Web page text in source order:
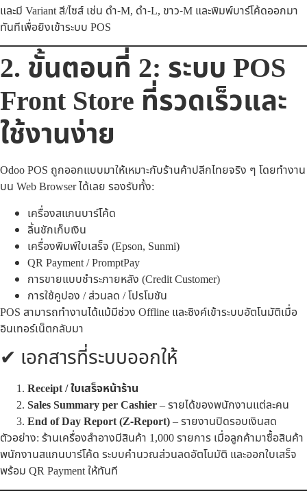
และมี Variant สี/ไซส์ เช่น ดำ-M, ดำ-L, ขาว-M และพิมพ์บาร์โค้ดออกมา
ทันทีเพื่อยิงเข้าระบบ POS
2. ขั้นตอนที่ 2: ระบบ POS
Front Store ที่รวดเร็วและ
ใช้งานง่าย
Odoo POS ถูกออกแบบมาให้เหมาะกับร้านค้าปลีกไทยจริง ๆ โดยทำงาน
บน Web Browser ได้เลย รองรับทั้ง:
เครื่องสแกนบาร์โค้ด
ลิ้นชักเก็บเงิน
เครื่องพิมพ์ใบเสร็จ (Epson, Sunmi)
QR Payment / PromptPay
การขายแบบชำระภายหลัง (Credit Customer)
การใช้คูปอง / ส่วนลด / โปรโมชัน
POS สามารถทำงานได้แม้มีช่วง Offline และซิงค์เข้าระบบอัตโนมัติเมื่อ
อินเทอร์เน็ตกลับมา
✔ เอกสารที่ระบบออกให้
Receipt / ใบเสร็จหน้าร้าน
Sales Summary per Cashier– รายได้ของพนักงานแต่ละคน
End of Day Report (Z-Report)– รายงานปิดรอบเงินสด
ตัวอย่าง: ร้านเครื่องสำอางมีสินค้า 1,000 รายการ เมื่อลูกค้ามาซื้อสินค้า
พนักงานสแกนบาร์โค้ด ระบบคำนวณส่วนลดอัตโนมัติ และออกใบเสร็จ
พร้อม QR Payment ให้ทันที